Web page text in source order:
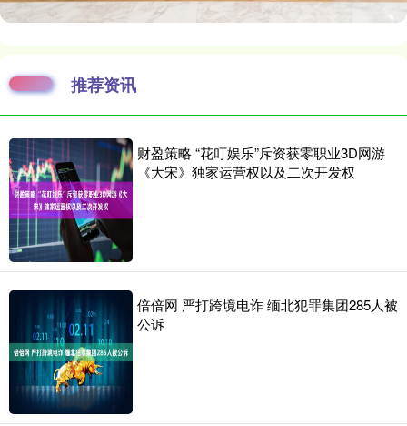
推荐资讯
财盈策略 “花叮娱乐”斥资获零职业3D网游
《大宋》独家运营权以及二次开发权
倍倍网 严打跨境电诈 缅北犯罪集团285人被
公诉